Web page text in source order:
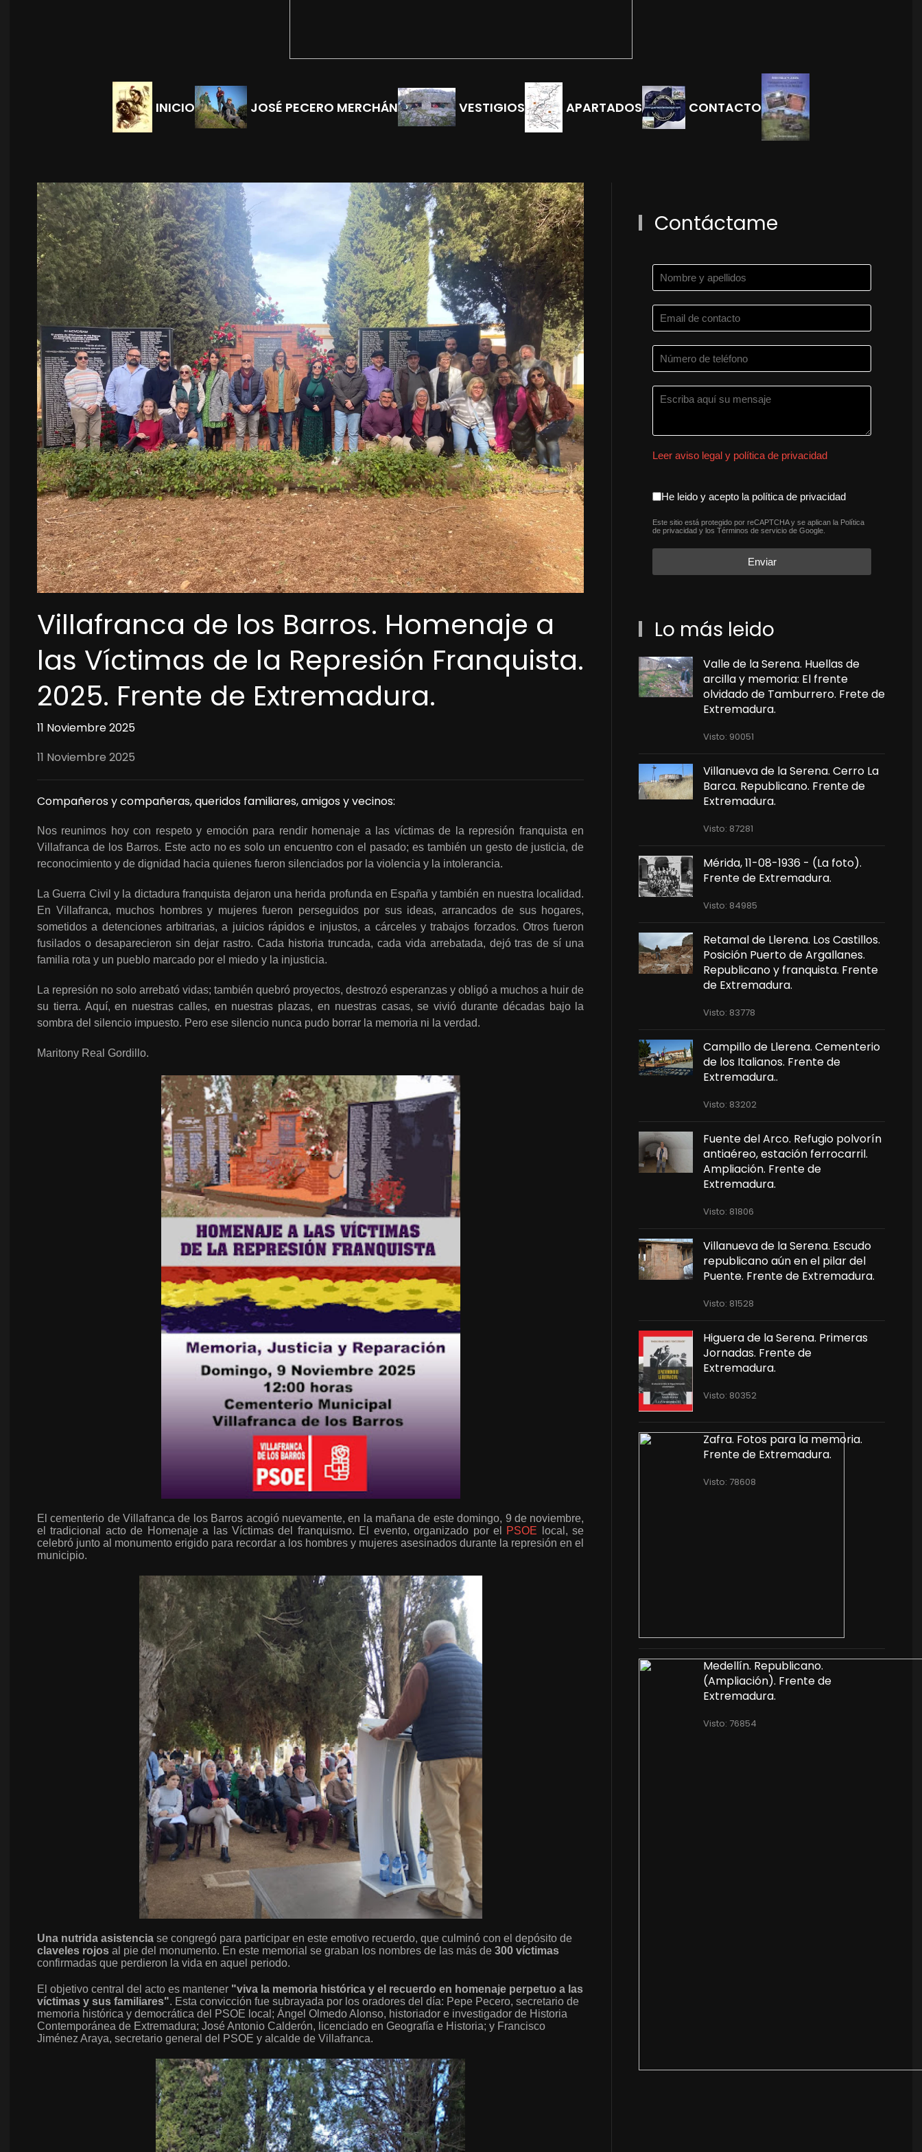
INICIO JOSÉ PECERO MERCHÁN VESTIGIOS APARTADOS CONTACTO
Villafranca de los Barros. Homenaje a
las Víctimas de la Represión Franquista.
2025. Frente de Extremadura.
11 Noviembre 2025
11 Noviembre 2025
Compañeros y compañeras, queridos familiares, amigos y vecinos:
Nos reunimos hoy con respeto y emoción para rendir homenaje a las víctimas de la represión franquista en
Villafranca de los Barros. Este acto no es solo un encuentro con el pasado; es también un gesto de justicia, de
reconocimiento y de dignidad hacia quienes fueron silenciados por la violencia y la intolerancia.
La Guerra Civil y la dictadura franquista dejaron una herida profunda en España y también en nuestra localidad.
En Villafranca, muchos hombres y mujeres fueron perseguidos por sus ideas, arrancados de sus hogares,
sometidos a detenciones arbitrarias, a juicios rápidos e injustos, a cárceles y trabajos forzados. Otros fueron
fusilados o desaparecieron sin dejar rastro. Cada historia truncada, cada vida arrebatada, dejó tras de sí una
familia rota y un pueblo marcado por el miedo y la injusticia.
La represión no solo arrebató vidas; también quebró proyectos, destrozó esperanzas y obligó a muchos a huir de
su tierra. Aquí, en nuestras calles, en nuestras plazas, en nuestras casas, se vivió durante décadas bajo la
sombra del silencio impuesto. Pero ese silencio nunca pudo borrar la memoria ni la verdad.
Maritony Real Gordillo.
El cementerio de Villafranca de los Barros acogió nuevamente, en la mañana de este domingo, 9 de noviembre,
el tradicional acto de Homenaje a las Víctimas del franquismo. El evento, organizado por el
PSOE local, se
celebró junto al monumento erigido para recordar a los hombres y mujeres asesinados durante la represión en el
municipio.
Una nutrida asistencia se congregó para participar en este emotivo recuerdo, que culminó con el depósito de
claveles rojos al pie del monumento. En este memorial se graban los nombres de las más de 300 víctimas
confirmadas que perdieron la vida en aquel periodo.
El objetivo central del acto es mantener "viva la memoria histórica y el recuerdo en homenaje perpetuo a las
víctimas y sus familiares". Esta convicción fue subrayada por los oradores del día: Pepe Pecero, secretario de
memoria histórica y democrática del PSOE local; Ángel Olmedo Alonso, historiador e investigador de Historia
Contemporánea de Extremadura; José Antonio Calderón, licenciado en Geografía e Historia; y Francisco
Jiménez Araya, secretario general del PSOE y alcalde de Villafranca.
Contáctame
Leer aviso legal y política de privacidad
aceptacion política de
He leido y acepto la política de privacidad
reCAPTCHA*
Este sitio está protegido por reCAPTCHA y se aplican la Política
de privacidad y losTérminos de servicio de Google.
Enviar
Lo más leido
Valle de la Serena. Huellas de
arcilla y memoria: El frente
olvidado de Tamburrero. Frete de
Extremadura.
Visto: 90051
Villanueva de la Serena. Cerro La
Barca. Republicano. Frente de
Extremadura.
Visto: 87281
Mérida, 11-08-1936 - (La foto).
Frente de Extremadura.
Visto: 84985
Retamal de Llerena. Los Castillos.
Posición Puerto de Argallanes.
Republicano y franquista. Frente
de Extremadura.
Visto: 83778
Campillo de Llerena. Cementerio
de los Italianos. Frente de
Extremadura..
Visto: 83202
Fuente del Arco. Refugio polvorín
antiaéreo, estación ferrocarril.
Ampliación. Frente de
Extremadura.
Visto: 81806
Villanueva de la Serena. Escudo
republicano aún en el pilar del
Puente. Frente de Extremadura.
Visto: 81528
Higuera de la Serena. Primeras
Jornadas. Frente de
Extremadura.
Visto: 80352
Zafra. Fotos para la memoria.
Frente de Extremadura.
Visto: 78608
Medellín. Republicano.
(Ampliación). Frente de
Extremadura.
Visto: 76854